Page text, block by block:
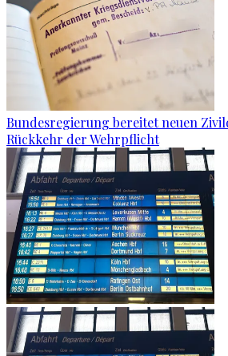
Bundesregierung bereitet neuen
Rückkehr der Wehrpflicht